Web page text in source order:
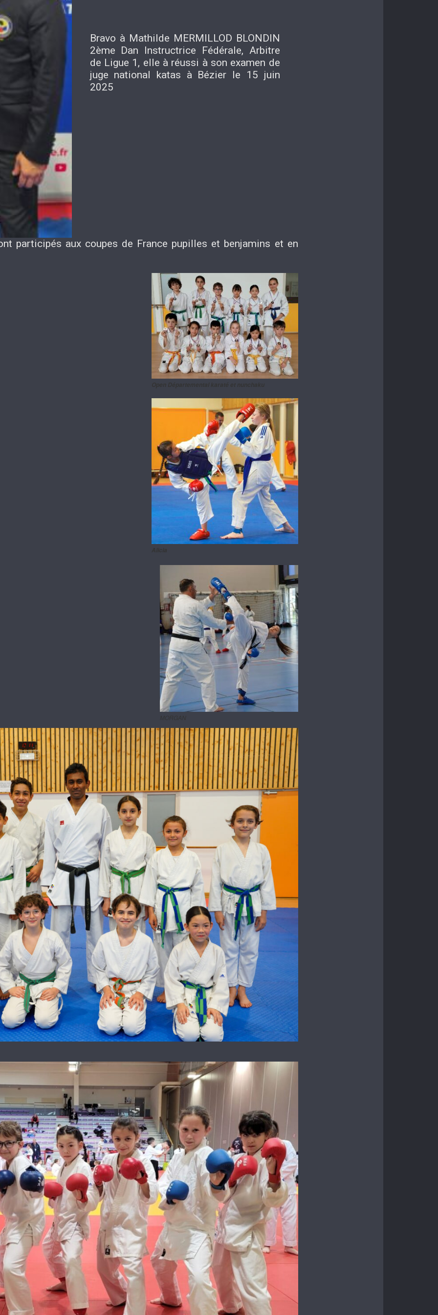
Bravo à Mathilde MERMILLOD BLONDIN
2ème Dan Instructrice Fédérale, Arbitre
de Ligue 1, elle à réussi à son examen de
juge national katas à Bézier le 15 juin
2025
participés aux coupes de France pupilles et benjamins et en